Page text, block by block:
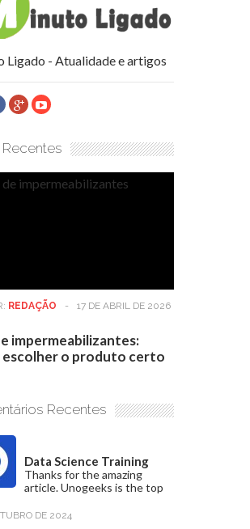
Ligado - Atualidade e artigos
REDAÇÃO - 17 DE ABRIL DE 2026
impermeabilizantes:
escolher o produto certo
Recentes
Data Science Training
Thanks for the amazing
article. Unogeeks is the top
DE 2024